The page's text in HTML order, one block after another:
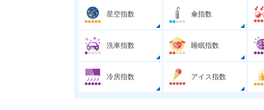
星空指数 傘指数
洗車指数 睡眠指数
冷房指数 アイス指数